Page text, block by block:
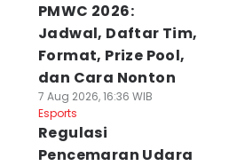
PMWC 2026:
Jadwal, Daftar Tim,
Format, Prize Pool,
dan Cara Nonton
7 Aug 2026, 16:36 WIB
Esports
Regulasi
Pencemaran Udara